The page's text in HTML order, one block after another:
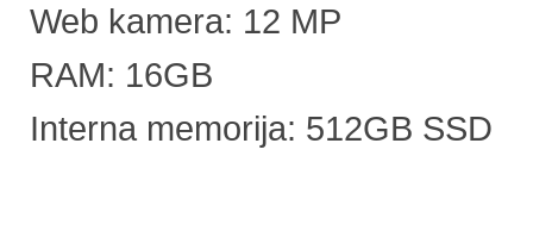
Web kamera: 12 MP
RAM: 16GB
Interna memorija: 512GB SSD